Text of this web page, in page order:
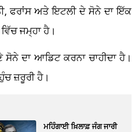
ਫਰਾਂਸ ਅਤੇ ਇਟਲੀ ਦੇ ਸੋਨੇ ਦਾ ਇੱਕ
ਜਮ੍ਹਾ ਹੈ।
ਦਾ ਆਡਿਟ ਕਰਨਾ ਚਾਹੀਦਾ ਹੈ।
ਜ਼ਰੂਰੀ ਹੈ।
ਮਹਿੰਗਾਈ ਖ਼ਿਲਾਫ਼ ਜੰਗ ਜਾਰੀ